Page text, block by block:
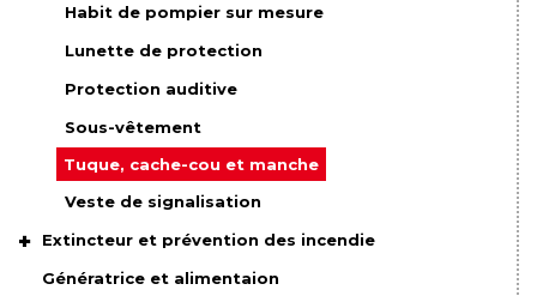
Habit de pompier sur mesure
Lunette de protection
Protection auditive
Sous-vêtement
Tuque, cache-cou et manche
Veste de signalisation
Extincteur et prévention des incendie
Génératrice et alimentaion